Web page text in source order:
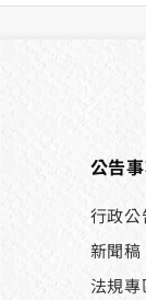
公告
行政公
新聞稿
法規專